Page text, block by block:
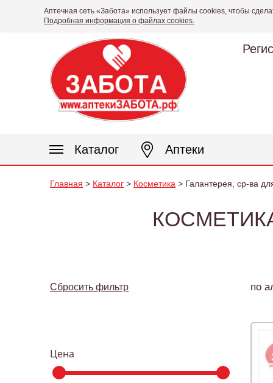
Аптечная сеть «Забота» использует файлы cookies, чтобы
Подробная информация о файлах cookies.
Каталог Аптеки
Главная > Каталог > Косметика > Галантерея, ср-ва
Сбросить фильтр
Цена
по